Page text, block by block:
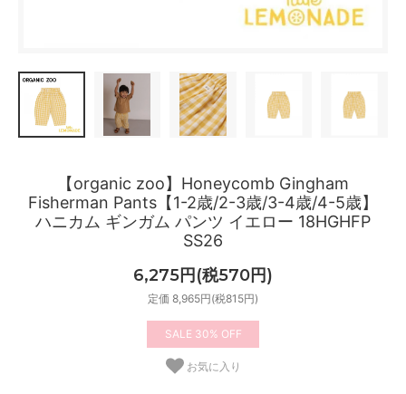
【organic zoo】Honeycomb Gingham
Fisherman Pants【1-2歳/2-3歳/3-4歳/4-5歳】
ハニカム ギンガム パンツ イエロー 18HGHFP
SS26
6,275円(税570円)
定価 8,965円(税815円)
30%
お気に入り